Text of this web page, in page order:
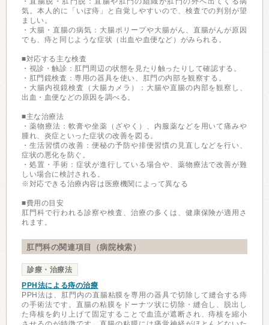
気。本人的に「いぼ痔」と自覚しやすいので、検査での判別が望
ましい。
・大腸・直腸の病気：大腸ポリープや大腸がん、直腸がんが原因
でも、痔と同じような症状（出血や血便など）がみられる。
■対応する主な検査
・視診・触診：肛門周辺の状態を見たり触ったりして確認する。
・肛門鏡検査：専用の器具を使い、肛門の内部を観察する。
・大腸内視鏡検査（大腸カメラ）：大腸や直腸の内部を観察し、
出血・血便などの原因を調べる。
■主な治療法
・薬物療法：軟膏や坐薬（ざやく）、内服薬などを用いて痛みや
腫れ、炎症といった症状の改善を図る。
・生活習慣の改善：便秘の予防や排便習慣の見直しなどを行い、
症状の悪化を防ぐ。
・処置・手術：症状が進行している場合や、薬物療法で改善が難
しい場合に検討される。
※対応できる治療内容は医療機関によって異なる
■費用の目安
肛門科で行われる診察や検査、治療の多くは、健康保険が適用さ
れます。
肛門科の関連項目（病院検索）
診療・治療法
PPH法による痔の治療
PPH法は、肛門内の直腸粘膜を専用の器具で切除して縫合する痔
の手術法です。直腸の粘膜をドーナツ状に切除・縫合し、脱出し
た痔核を釣り上げて固定することで血流が遮断され、痔核を縮小